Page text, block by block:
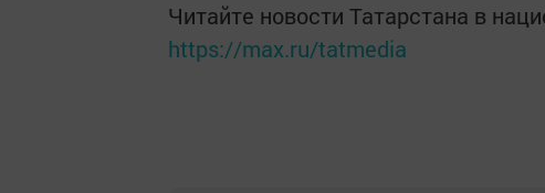
Читайте новости Татарстана в
https://max.ru/tatmedia